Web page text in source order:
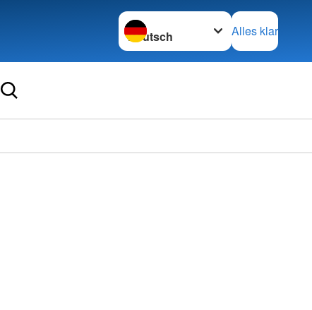
Sprache wechseln zu
Alles klar